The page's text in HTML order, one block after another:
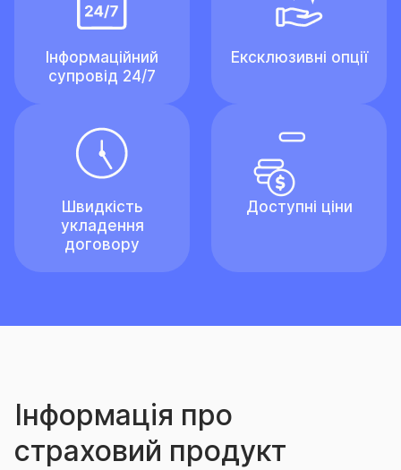
Інформаційний
супровід 24/7
Ексклюзивні опції
Швидкість
укладення
договору
Доступні ціни
Інформація про
страховий продукт